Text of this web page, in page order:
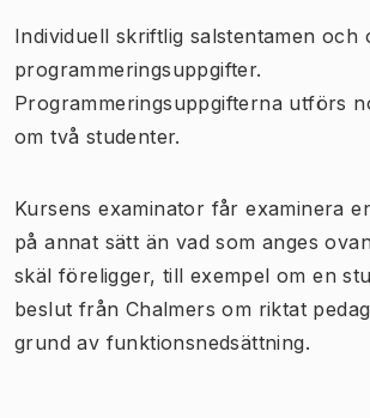
Individuell skriftlig salstentamen och
programmeringsuppgifter.
Programmeringsuppgifterna utförs
om två studenter.
Kursens examinator får examinera
på annat sätt än vad som anges
skäl föreligger, till exempel om en
beslut från Chalmers om riktat
grund av funktionsnedsättning.